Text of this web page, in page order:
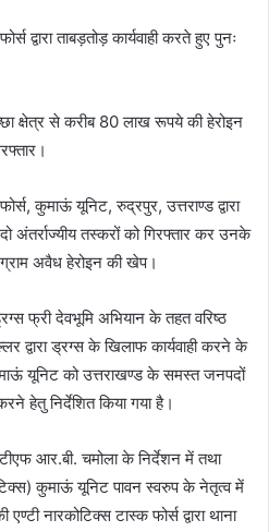
द्वारा ताबड़तोड़ कार्यवाही करते हुए पुनः
क्षेत्र से करीब 80 लाख रूपये की हेरोइन
कुमाऊं यूनिट, रुद्रपुर, उत्तराण्ड द्वारा
अंतर्राज्यीय तस्करों को गिरफ्तार कर उनके
अवैध हेरोइन की खेप।
फ्री देवभूमि अभियान के तहत वरिष्ठ
द्वारा ड्रग्स के खिलाफ कार्यवाही करने के
यूनिट को उत्तराखण्ड के समस्त जनपदों
हेतु निर्देशित किया गया है।
आर.बी. चमोला के निर्देशन में तथा
कुमाऊं यूनिट पावन स्वरुप के नेतृत्व में
नारकोटिक्स टास्क फोर्स द्वारा थाना